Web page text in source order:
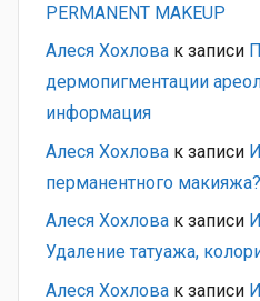
PERMANENT MAKEUP
Алеся Хохлова к записи
дермопигментации
информация
Алеся Хохлова к записи
перманентного макияжа?
Алеся Хохлова к записи
Удаление татуажа,
Алеся Хохлова к записи